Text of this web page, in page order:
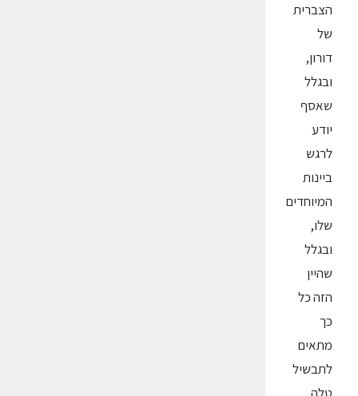
הצברית
של
דורון,
ובגלל
שאסף
יודע
לרגש
ביינות
המיוחדים
שלו,
ובגלל
שהיין
הזה כל
כך
מתאים
לתבשיל